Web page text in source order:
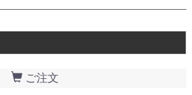
ご注文